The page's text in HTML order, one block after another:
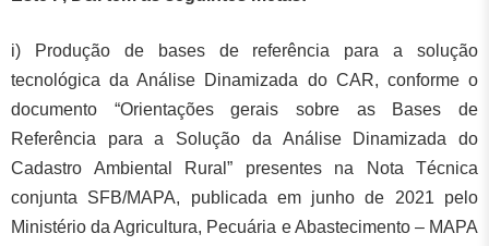
i) Produção de bases de referência para a solução
tecnológica da Análise Dinamizada do CAR, conforme o
documento “Orientações gerais sobre as Bases de
Referência para a Solução da Análise Dinamizada do
Cadastro Ambiental Rural” presentes na Nota Técnica
conjunta SFB/MAPA, publicada em junho de 2021 pelo
Ministério da Agricultura, Pecuária e Abastecimento – MAPA